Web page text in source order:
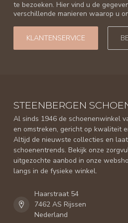
te bezoeken. Hier vind u de
verschillende manieren waarop u
KLANTENSERVICE
STEENBERGEN
Al sinds 1946 de schoenenwinkel
en omstreken, gericht op kwaliteit
Altijd de nieuwste collecties en
schoenentrends. Bekijk onze
uitgezochte aanbod in onze
langs in de fysieke winkel.
Haarstraat 54
7462 AS Rijssen
Nederland